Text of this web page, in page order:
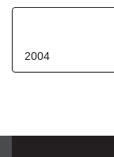
2004